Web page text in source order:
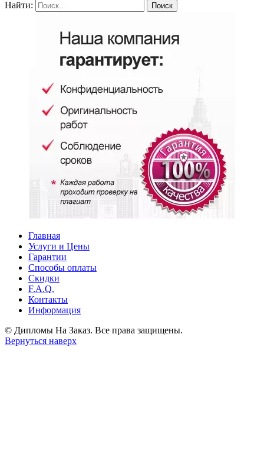
Найти:
Главная
Услуги и Цены
Гарантии
Способы оплаты
Скидки
F.A.Q.
Контакты
Информация
© Дипломы На Заказ. Все права защищены.
Вернуться наверх